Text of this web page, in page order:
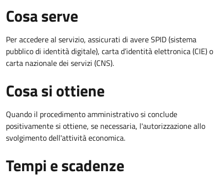
Cosa serve
Per accedere al servizio, assicurati di avere SPID (sistema
pubblico di identità digitale), carta d’identità elettronica (CIE) o
carta nazionale dei servizi (CNS).
Cosa si ottiene
Quando il procedimento amministrativo si conclude
positivamente si ottiene, se necessaria, l'autorizzazione allo
svolgimento dell'attività economica.
Tempi e scadenze